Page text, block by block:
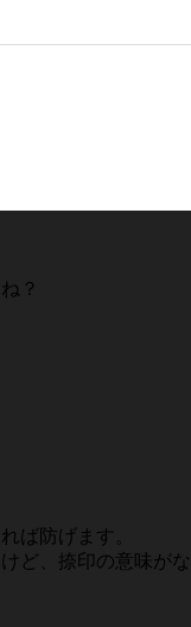
？
ば防げます。
ど、捺印の意味が